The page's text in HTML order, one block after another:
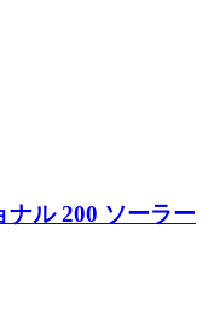
ル 200 ソーラー